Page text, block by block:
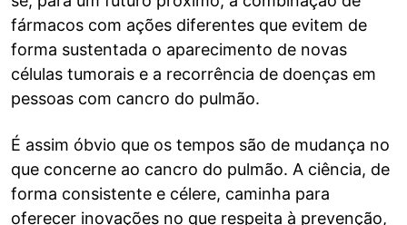
fármacos com ações diferentes que evitem de
forma sustentada o aparecimento de novas
células tumorais e a recorrência de doenças em
pessoas com cancro do pulmão.
É assim óbvio que os tempos são de mudança no
que concerne ao cancro do pulmão. A ciência, de
forma consistente e célere, caminha para
oferecer inovações no que respeita à prevenção,